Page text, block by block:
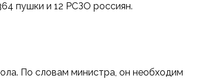
пушки и 12 РСЗО россиян.
По словам министра, он необходим